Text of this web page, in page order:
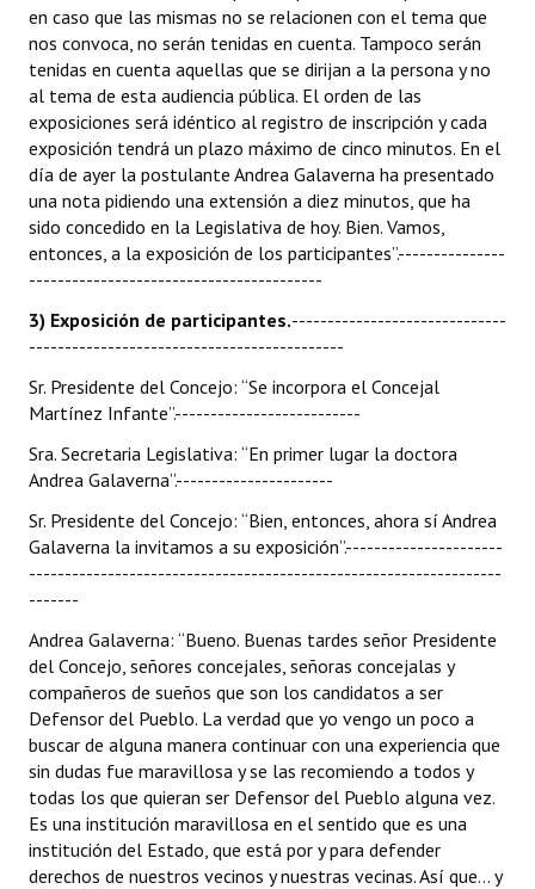
en caso que las mismas no se relacionen con el tema que
nos convoca, no serán tenidas en cuenta. Tampoco serán
tenidas en cuenta aquellas que se dirijan a la persona y no
al tema de esta audiencia pública. El orden de las
exposiciones será idéntico al registro de inscripción y cada
exposición tendrá un plazo máximo de cinco minutos. En el
día de ayer la postulante Andrea Galaverna ha presentado
una nota pidiendo una extensión a diez minutos, que ha
sido concedido en la Legislativa de hoy. Bien. Vamos,
entonces, a la exposición de los participantes”.---------------
-----------------------------------------
3) Exposición de participantes.------------------------------
--------------------------------------------
Sr. Presidente del Concejo: “Se incorpora el Concejal
Martínez Infante”.--------------------------
Sra. Secretaria Legislativa: “En primer lugar la doctora
Andrea Galaverna”.----------------------
Sr. Presidente del Concejo: “Bien, entonces, ahora sí Andrea
Galaverna la invitamos a su exposición”.----------------------
------------------------------------------------------------------
-------
Andrea Galaverna: “Bueno. Buenas tardes señor Presidente
del Concejo, señores concejales, señoras concejalas y
compañeros de sueños que son los candidatos a ser
Defensor del Pueblo. La verdad que yo vengo un poco a
buscar de alguna manera continuar con una experiencia que
sin dudas fue maravillosa y se las recomiendo a todos y
todas los que quieran ser Defensor del Pueblo alguna vez.
Es una institución maravillosa en el sentido que es una
institución del Estado, que está por y para defender
derechos de nuestros vecinos y nuestras vecinas. Así que... y